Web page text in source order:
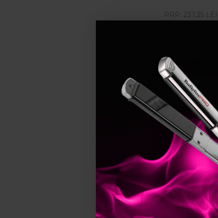
masca 150ml &
PRP: 237,35 LEI
Adauga in cos
Stoc epuizat
Pret
Londa
Pachet Visible
Repair pentru